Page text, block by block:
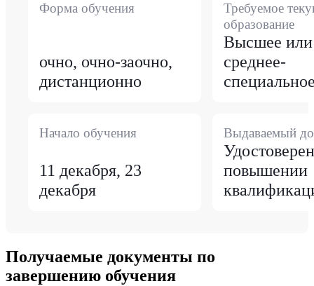
Форма обучения
очно, очно-заочно,
дистанционно
Требуемое
образование
Высшее или
среднее-
Начало обучения
11 декабря, 23
декабря
Выдаваемый
повышении
Получаемые документы по
завершению обучения